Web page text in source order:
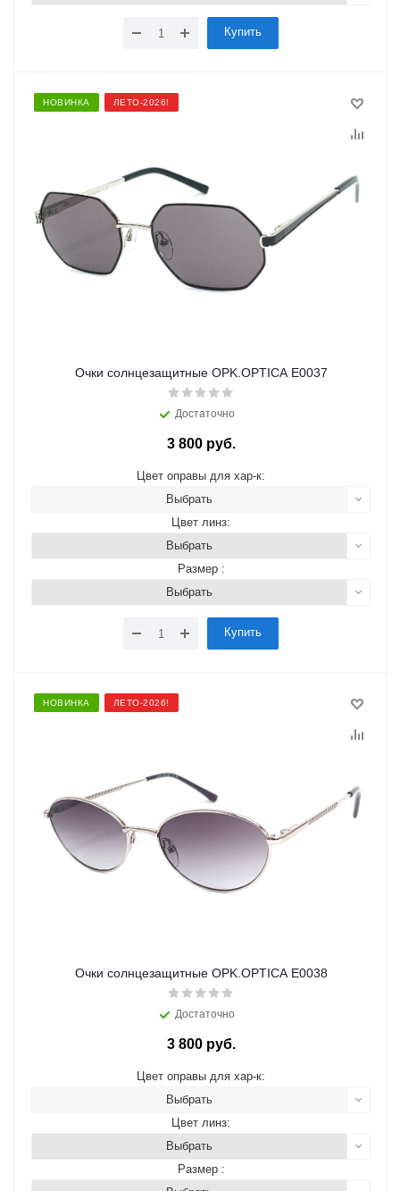
Купить
НОВИНКА ЛЕТО-2026!
Очки солнцезащитные OPK.OPTICA E0037
Достаточно
3 800 руб.
Цвет оправы для хар-к:
Выбрать
Цвет линз:
Выбрать
Размер :
Выбрать
Купить
НОВИНКА ЛЕТО-2026!
Очки солнцезащитные OPK.OPTICA E0038
Достаточно
3 800 руб.
Цвет оправы для хар-к:
Выбрать
Цвет линз:
Выбрать
Размер :